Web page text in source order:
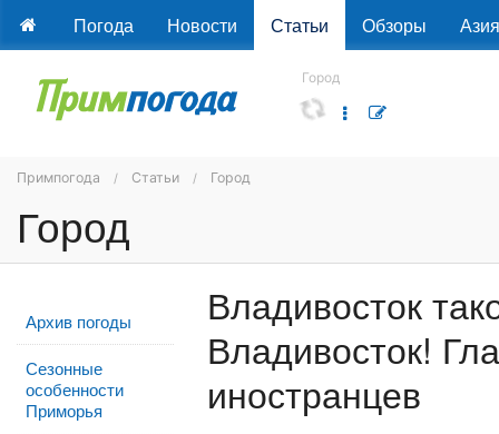
Погода Новости Статьи Обзоры Азия
Город
Примпогода Статьи Город
Город
Архив погоды
Сезонные
особенности
Приморья
Владивосток
Владивосток!
иностранцев